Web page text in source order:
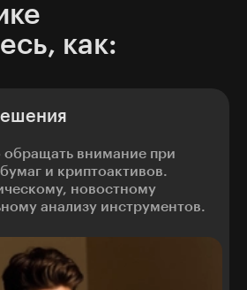
как:
обращать внимание при
и криптоактивов.
новостному
анализу инструментов.